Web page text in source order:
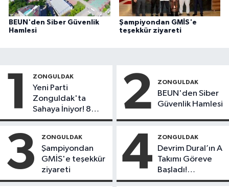
BEUN'den Siber Güvenlik
Hamlesi
Şampiyondan GMİS'e
teşekkür ziyareti
1 ZONGULDAK
Yeni Parti
Zonguldak'ta
Sahaya İniyor! 8
İlçede Kurucu
Başladı
2 ZONGULDAK
BEUN'den Siber
Güvenlik Hamlesi
3 ZONGULDAK
Şampiyondan
GMİS'e teşekkür
ziyareti
4 ZONGULDAK
Devrim Dural’ın A
Takımı Göreve
Başladı!
Yönetimde